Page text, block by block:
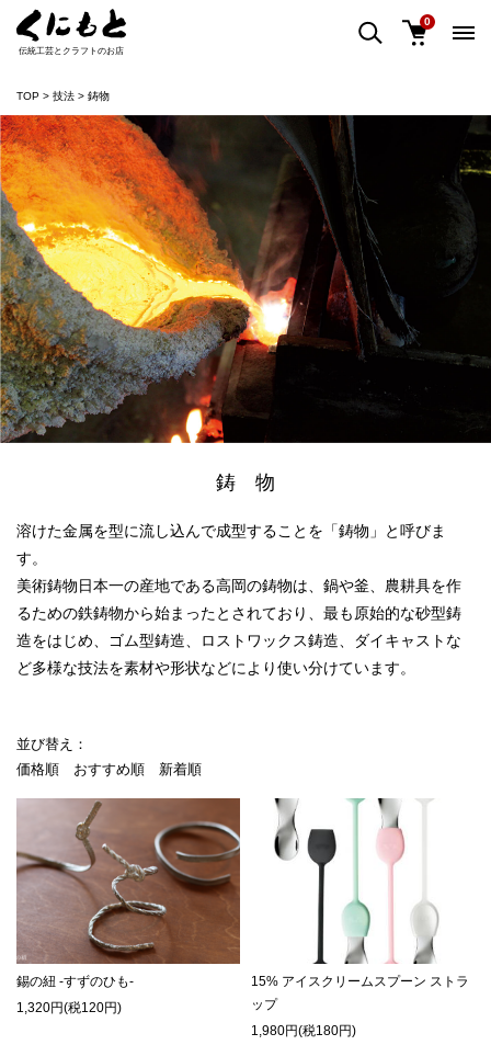
伝統工芸とクラフトのお店
0
TOP 技法 鋳物
鋳 物
溶けた金属を型に流し込んで成型することを「鋳物」と呼びま
す。
美術鋳物日本一の産地である高岡の鋳物は、鍋や釜、農耕具を作
るための鉄鋳物から始まったとされており、最も原始的な砂型鋳
造をはじめ、ゴム型鋳造、ロストワックス鋳造、ダイキャストな
ど多様な技法を素材や形状などにより使い分けています。
並び替え：
価格順
おすすめ順 新着順
錫の紐 -すずのひも-
1,320円(税120円)
15% アイスクリームスプーン ストラ
ップ
1,980円(税180円)